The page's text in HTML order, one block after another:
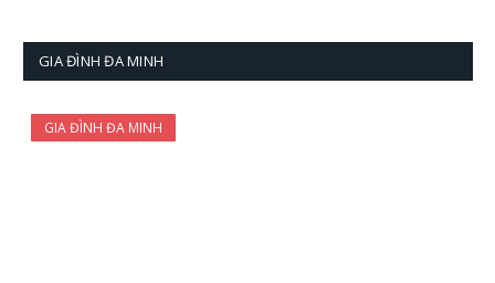
GIA ĐÌNH ĐA MINH
GIA ĐÌNH ĐA MINH